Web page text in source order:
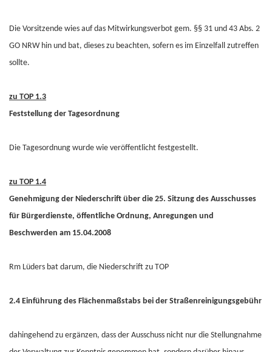
Die Vorsitzende wies auf das Mitwirkungsverbot gem. §§ 31 und 43 Abs. 2
GO NRW hin und bat, dieses zu beachten, sofern es im Einzelfall zutreffen
sollte.
zu TOP 1.3
Feststellung der Tagesordnung
Die Tagesordnung wurde wie veröffentlicht festgestellt.
zu TOP 1.4
Genehmigung der Niederschrift über die 25. Sitzung des Ausschusses
für Bürgerdienste, öffentliche Ordnung, Anregungen und
Beschwerden am 15.04.2008
Rm Lüders bat darum, die Niederschrift zu TOP
2.4 Einführung des Flächenmaßstabs bei der Straßenreinigungsgebühr
dahingehend zu ergänzen, dass der Ausschuss nicht nur die Stellungnahme